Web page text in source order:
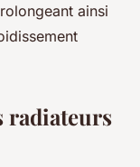
ainsi
radiateurs